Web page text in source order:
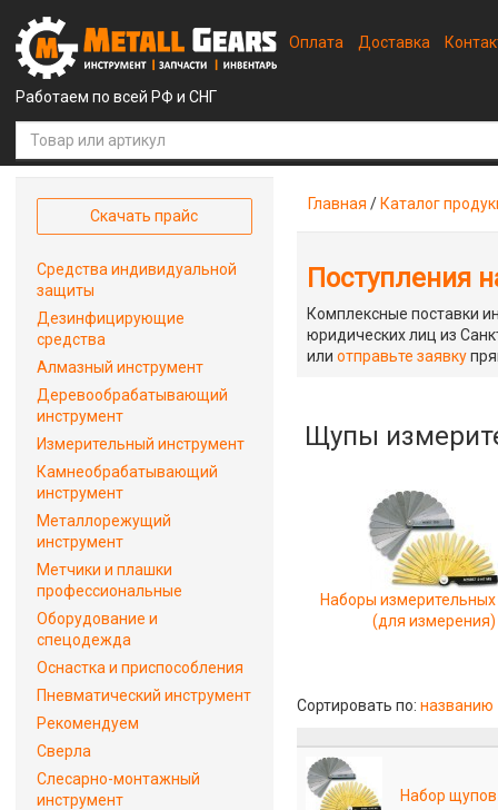
Работаем по всей РФ и СНГ
Оплата Доставка
Главная / Каталог
Поступления
Комплексные поставки
юридических лиц из
илиотправьте заявку
Щупы
Наборы
(для измерения)
Сортировать по:названию
Набор
Скачать прайс
Средства индивидуальной
защиты
Дезинфицирующие
средства
Алмазный инструмент
Деревообрабатывающий
инструмент
Измерительный инструмент
Камнеобрабатывающий
инструмент
Металлорежущий
инструмент
Метчики и плашки
профессиональные
Оборудование и
спецодежда
Оснастка и приспособления
Пневматический инструмент
Рекомендуем
Сверла
Слесарно-монтажный
инструмент